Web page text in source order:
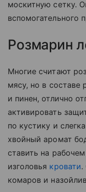
москитную сетку.
вспомогательного
Розмарин
Многие считают
мясу, но в составе
и пинен, отлично
активировать
по кустику и
хвойный аромат
ставить на
изголовья кровати.
комаров и